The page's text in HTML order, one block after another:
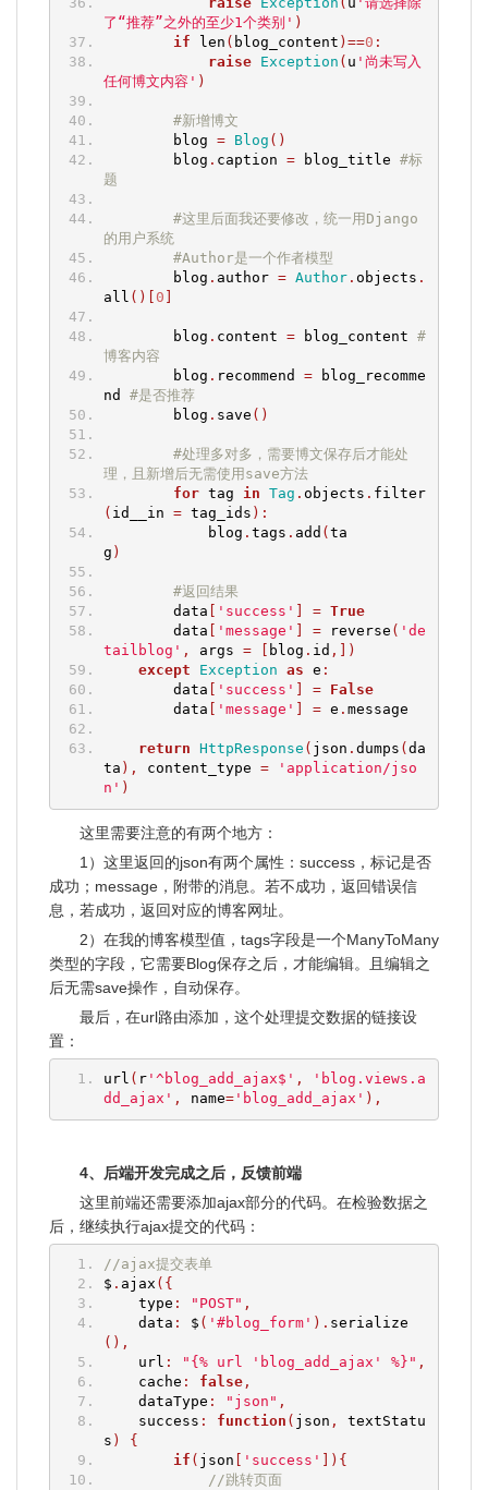
了“推荐”之外的至少1个类别' )
if len ( blog_content )==0 :
raise
Exception ( u '尚未写入
任何博文内容' )
#新增博文
blog = Blog ()
blog . caption = blog_title #标
题
#这里后面我还要修改，统一用Django
的用户系统
#Author是一个作者模型
blog . author = Author. objects .
all ()[ 0
blog . content = blog_content #
博客内容
blog . recommend = blog_recomme
nd #是否推荐
blog . save ()
#处理多对多，需要博文保存后才能处
理，且新增后无需使用save方法
for tag in Tag . objects . filter
( id__in = tag_ids ):
blog . tags . add ( ta
g )
#返回结果
data
'success' = True
data
'message' = reverse ( 'de
tailblog' , args = blog . id ,])
except
Exception as e :
data
'success' =
False
data
'message' = e . message
return HttpResponse ( json . dumps ( da
ta ), content_type =
'application/jso
n' )
这里需要注意的有两个地方：
1）这里返回的json有两个属性：success，标记是否
成功；message，附带的消息。若不成功，返回错误信
息，若成功，返回对应的博客网址。
2）在我的博客模型值，tags字段是一个ManyToMany
类型的字段，它需要Blog保存之后，才能编辑。且编辑之
后无需save操作，自动保存。
最后，在url路由添加，这个处理提交数据的链接设
置：
url ( r'^blog_add_ajax$' ,
'blog.views.a
dd_ajax' , name='blog_add_ajax' ),
4、后端开发完成之后，反馈前端
这里前端还需要添加ajax部分的代码。在检验数据之
后，继续执行ajax提交的代码：
//ajax提交表单
$ . ajax ({
type : "POST" ,
data : $ ( '#blog_form' ). serialize
(),
url : "{% url 'blog_add_ajax' %}" ,
cache : false,
dataType : "json" ,
success : function ( json ,
textStatu
s )
{
if ( json 'success'
]){
//跳转页面